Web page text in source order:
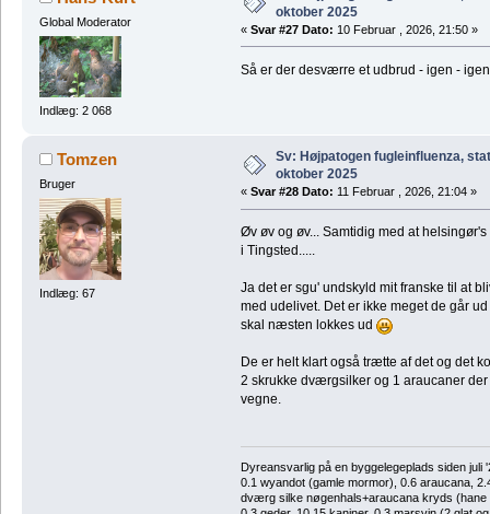
Global Moderator
Indlæg: 2 068
oktober 2025
« Svar #27 Dato: 10 Februar , 2026, 21:50 »
Så er der desværre et udbrud - igen -
Tomzen
Bruger
Indlæg: 67
Sv: Højpatogen fugleinfluenza,
oktober 2025
« Svar #28 Dato: 11 Februar , 2026, 21:04 »
Øv øv og øv... Samtidig med at
i Tingsted.....
Ja det er sgu' undskyld mit franske til at
med udelivet. Det er ikke meget de går
skal næsten lokkes ud
De er helt klart også trætte af det og det
2 skrukke dværgsilker og 1 araucaner
vegne.
Dyreansvarlig på en byggelegeplads siden juli
0.1 wyandot (gamle mormor), 0.6 araucana,
dværg silke nøgenhals+araucana kryds